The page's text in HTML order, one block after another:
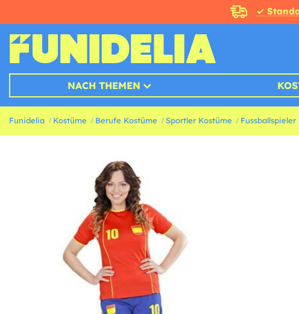
✓
NACH THEMEN
Funidelia Kostüme Berufe Kostüme Sportler Kostüme Fussballspieler